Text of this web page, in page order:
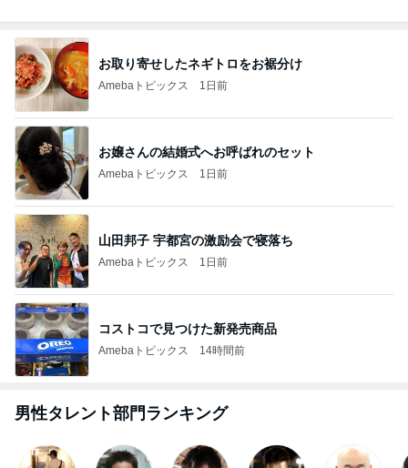
育て術！藤田
お取り寄せしたネギトロをお裾分け
Amebaトピックス 1日前
お嬢さんの結婚式へお呼ばれのセット
Amebaトピックス 1日前
山田邦子 宇都宮の激励会で寝落ち
Amebaトピックス 1日前
コストコで見つけた新発売商品
Amebaトピックス 14時間前
男性タレント部門ランキング